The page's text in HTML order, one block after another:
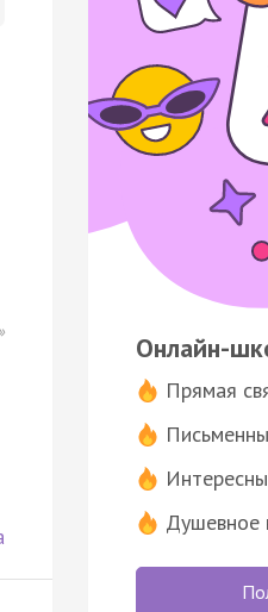
Онлайн-
Прямая
Душевное